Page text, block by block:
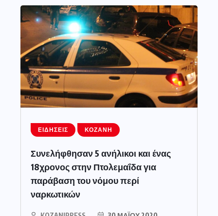
ΕΙΔΉΣΕΙΣ ΚΟΖΆΝΗ
Συνελήφθησαν 5 ανήλικοι και ένας
18χρονος στην Πτολεμαΐδα για
παράβαση του νόμου περί
ναρκωτικών